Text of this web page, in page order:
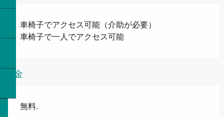
車椅子でアクセス可能（介助が必要）
車椅子で一人でアクセス可能
料金
無料.